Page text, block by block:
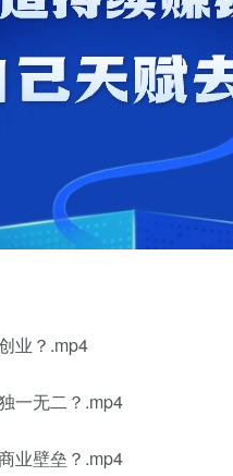
业？.mp4
一无二？.mp4
业壁垒？.mp4